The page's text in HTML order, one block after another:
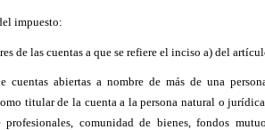
impuesto:
de las cuentas a que se refiere el inciso a) del
cuentas abiertas a nombre de más de una
titular de la cuenta a la persona natural o
profesionales, comunidad de bienes, fondos